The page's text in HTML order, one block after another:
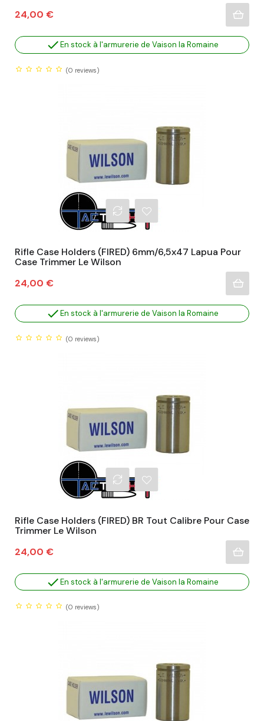
Prix
24,00 €
En stock à l'armurerie de Vaison la Romaine
(0 reviews)
Rifle Case Holders (FIRED) 6mm/6,5x47 Lapua Pour
Case Trimmer Le Wilson
Prix
24,00 €
En stock à l'armurerie de Vaison la Romaine
(0 reviews)
Rifle Case Holders (FIRED) BR Tout Calibre Pour Case
Trimmer Le Wilson
Prix
24,00 €
En stock à l'armurerie de Vaison la Romaine
(0 reviews)